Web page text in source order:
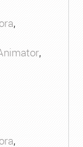
,
,
,